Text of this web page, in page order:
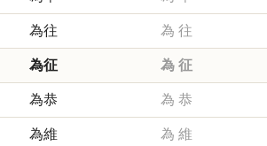
為往 為 往
為征 為 征
為恭 為 恭
為維 為 維